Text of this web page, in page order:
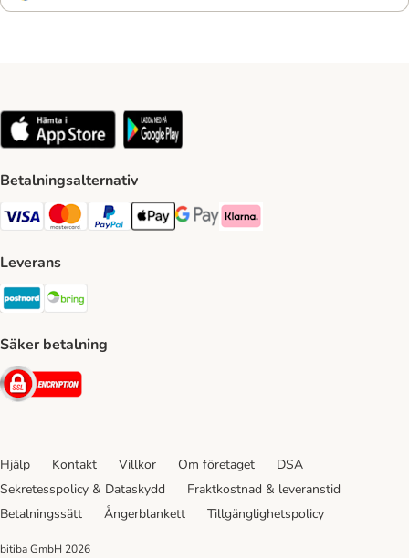
Betalningsalternativ
VISA Payment Method
Mastercard Payment Method
Paypal Payment Method
Apple Pay Payment Method
Google Pay Payment Method
Klarna Payment Method
Leverans
Postnord Shipping Method
Säker betalning
Security
Hjälp Kontakt Villkor Om företaget
DSA
Sekretesspolicy & Dataskydd
Fraktkostnad & leveranstid
Betalningssätt
Ångerblankett Tillgänglighetspolicy
bitiba GmbH 2026